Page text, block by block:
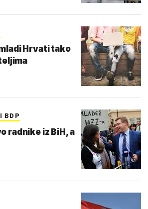
Hrvati tako
BDP
radnike iz BiH, a